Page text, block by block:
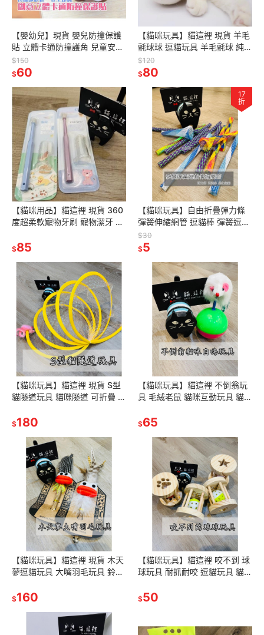
【嬰幼兒】現貨 嬰兒防撞保護
貼 立體卡通防撞護角 兒童安全
保護套(2個1組)
$150
$60
【貓咪玩具】貓這裡 現貨 羊毛
氈球球 逗貓玩具 羊毛氈球 純羊
毛 粉紅貓爪 貓肉球
$120
$80
【貓咪用品】貓這裡 現貨 360
度超柔軟寵物牙刷 寵物潔牙 貓
$85
17
折
【貓咪玩具】自由折疊彈力條
彈簧伸縮網管 逗貓棒 彈簧逗貓
棒 伸縮逗貓棒 貓咪玩具 貓玩具
彈跳玩具 彈簧
$30
$5
【貓咪玩具】貓這裡 現貨 S型
貓隧道玩具 貓咪隧道 可折疊 貓
$180
【貓咪玩具】貓這裡 不倒翁玩
具 毛絨老鼠 貓咪互動玩具 貓咪
$65
【貓咪玩具】貓這裡 現貨 木天
蓼逗貓玩具 大嘴羽毛玩具 鈴鐺
$160
【貓咪玩具】貓這裡 咬不到 球
球玩具 耐抓耐咬 逗貓玩具 貓玩
$50